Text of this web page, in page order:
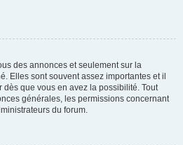
des annonces et seulement sur la
Elles sont souvent assez importantes et il
que vous en avez la possibilité. Tout
générales, les permissions concernant
du forum.